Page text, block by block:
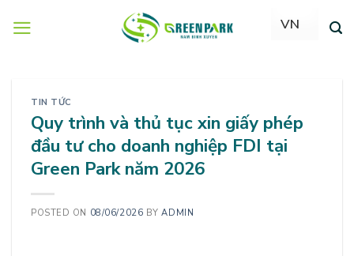
TIN TỨC
Quy trình và thủ tục xin giấy phép
đầu tư cho doanh nghiệp FDI tại
Green Park năm 2026
POSTED ON 08/06/2026 BYADMIN